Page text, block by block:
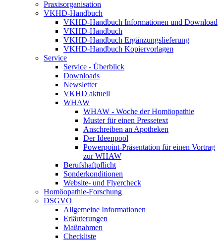
Praxisorganisation
VKHD-Handbuch
VKHD-Handbuch Informationen und Download
VKHD-Handbuch
VKHD-Handbuch Ergänzungslieferung
VKHD-Handbuch Kopiervorlagen
Service
Service - Überblick
Downloads
Newsletter
VKHD aktuell
WHAW
WHAW - Woche der Homöopathie
Muster für einen Pressetext
Anschreiben an Apotheken
Der Ideenpool
Powerpoint-Präsentation für einen Vortrag
zur WHAW
Berufshaftpflicht
Sonderkonditionen
Website- und Flyercheck
Homöopathie-Forschung
DSGVO
Allgemeine Informationen
Erläuterungen
Maßnahmen
Checkliste